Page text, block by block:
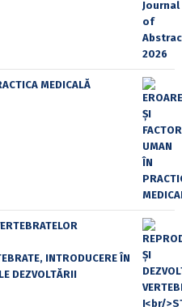
MEDICALĂ
INTRODUCERE ÎN
DEZVOLTĂRII